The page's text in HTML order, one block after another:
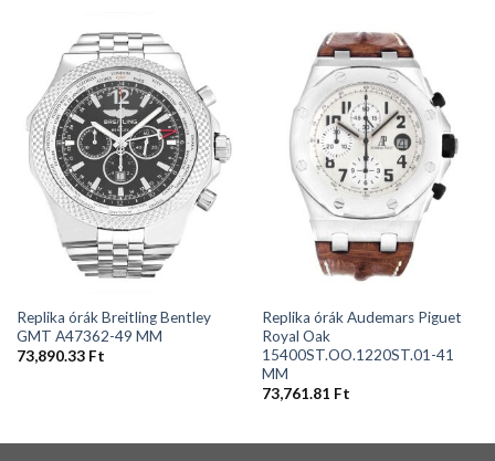
Replika órák Breitling Bentley
GMT A47362-49 MM
73,890.33 Ft
Replika órák Audemars Piguet
Royal Oak
15400ST.OO.1220ST.01-41
MM
73,761.81 Ft